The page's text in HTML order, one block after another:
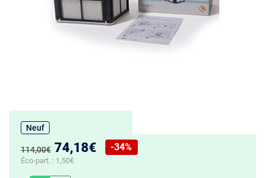
Neuf
Ancien prix :
114,00€ Nouveau prix :
74,18€
Réduction de :
-34%
Éco-part. : 1,50€